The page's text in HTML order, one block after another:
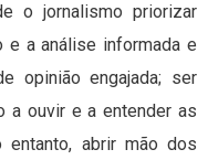
o jornalismo priorizar
e a análise informada e
opinião engajada; ser
a ouvir e a entender as
entanto, abrir mão dos